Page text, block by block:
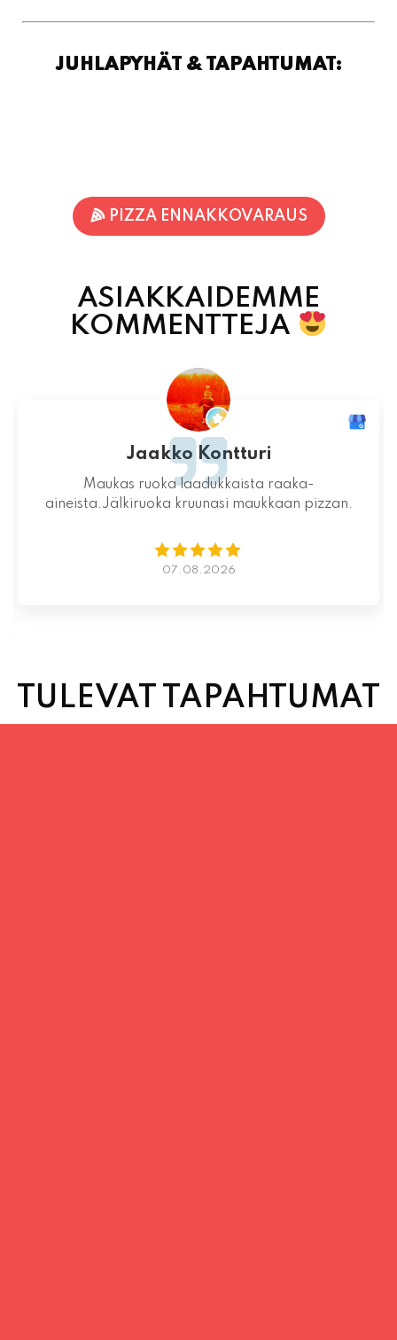
JUHLAPYHÄT & TAPAHTUMAT:
PIZZA ENNAKKOVARAUS
ASIAKKAIDEMME
KOMMENTTEJA
Jaakko Kontturi
Maukas ruoka laadukkaista raaka-
aineista.Jälkiruoka kruunasi maukkaan pizzan.
07.08.2026
TULEVAT TAPAHTUMAT